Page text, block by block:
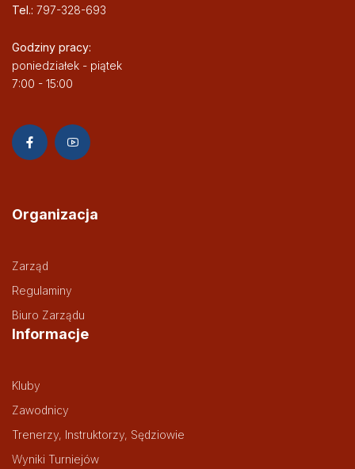
Tel.: 797-328-693
Godziny pracy:
poniedziałek - piątek
7:00 - 15:00
Organizacja
Zarząd
Regulaminy
Biuro Zarządu
Informacje
Kluby
Zawodnicy
Trenerzy, Instruktorzy, Sędziowie
Wyniki Turniejów